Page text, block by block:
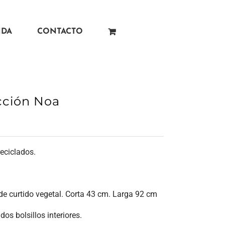
CONTACTO
Noa
curtido vegetal. Corta 43 cm. Larga 92 cm
bolsillos interiores.